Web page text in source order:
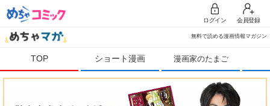
ログイン 会員登録
無料で読める漫画情報マガジン
TOP ショート漫画 漫画家のたまご